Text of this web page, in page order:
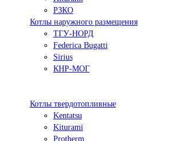
РЗКО
Котлы наружного размещения
ТГУ-НОРД
Federica Bugatti
Sirius
КНР-МОГ
Котлы твердотопливные
Kentatsu
Kiturami
Protherm